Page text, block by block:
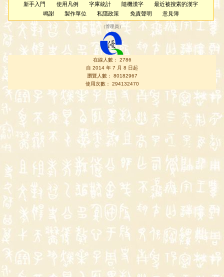
新手入門 使用凡例 字庫統計 隨機漢字
最近被搜索的漢字
鳴謝
製作單位 私隱政策 免責聲明 意見簿
（管理員 ）
在線人數： 2786
自 2014 年 7 月 8 日起
瀏覽人數： 80182967
使用次數： 294132470